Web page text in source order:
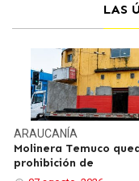
LAS
ARAUCANÍA
Molinera Temuco
prohibición de